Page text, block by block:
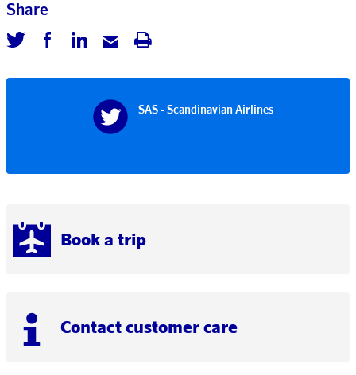
Book a trip
Contact customer care
Share
SAS - Scandinavian Airlines